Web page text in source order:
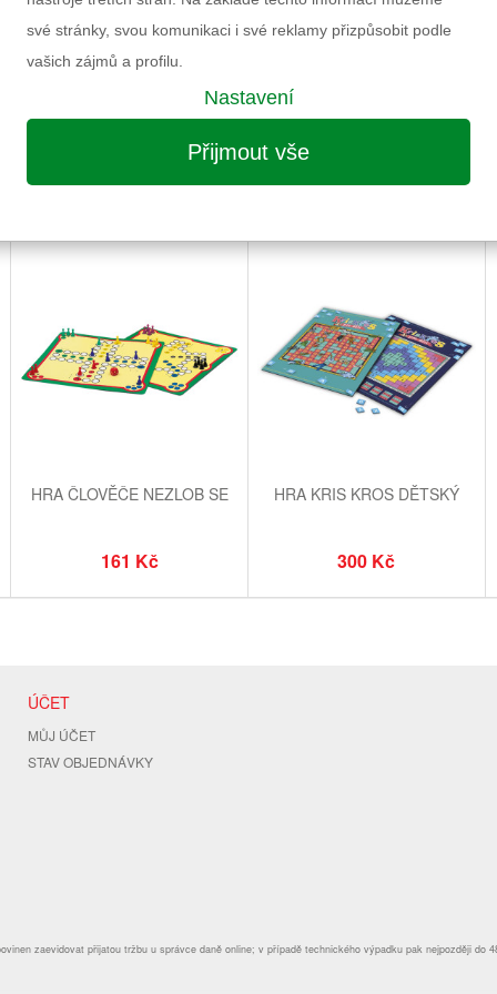
HRA ČLOVĚČE NEZLOB SE
161 Kč
HRA KRIS KROS DĚTSKÝ
300 Kč
ÚČET
MŮJ ÚČET
STAV OBJEDNÁVKY
zaevidovat přijatou tržbu u správce daně online; v případě technického výpadku pak nejpozději do
své stránky, svou komunikaci i své reklamy přizpůsobit podle
vašich zájmů a profilu.
Nastavení
Přijmout vše